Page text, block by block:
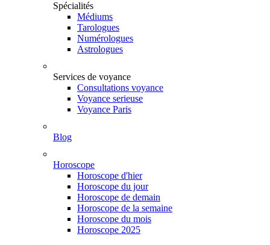
Spécialités
Médiums
Tarologues
Numérologues
Astrologues
Services de voyance
Consultations voyance
Voyance serieuse
Voyance Paris
Blog
Horoscope
Horoscope d'hier
Horoscope du jour
Horoscope de demain
Horoscope de la semaine
Horoscope du mois
Horoscope 2025